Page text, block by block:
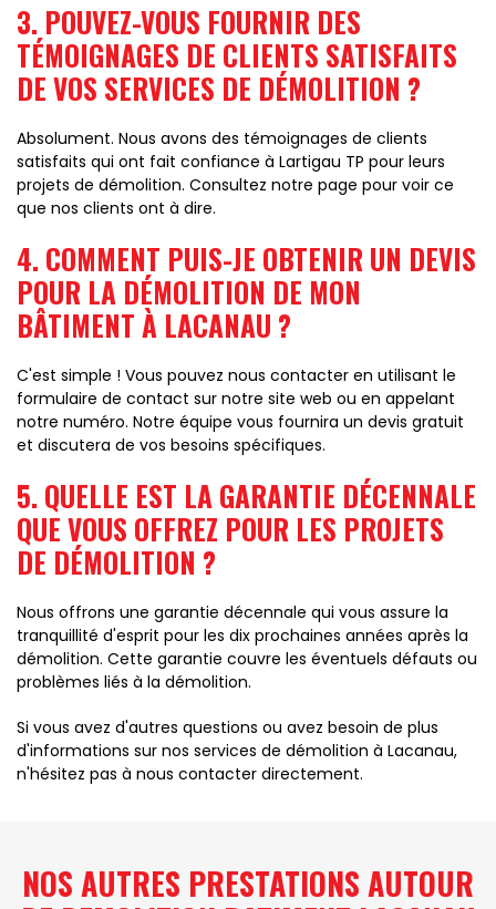
3. POUVEZ-VOUS FOURNIR DES
TÉMOIGNAGES DE CLIENTS SATISFAITS
DE VOS SERVICES DE DÉMOLITION ?
Absolument. Nous avons des témoignages de clients
satisfaits qui ont fait confiance à Lartigau TP pour leurs
projets de démolition. Consultez notre page pour voir ce
que nos clients ont à dire.
4. COMMENT PUIS-JE OBTENIR UN DEVIS
POUR LA DÉMOLITION DE MON
BÂTIMENT À LACANAU ?
C'est simple ! Vous pouvez nous contacter en utilisant le
formulaire de contact sur notre site web ou en appelant
notre numéro. Notre équipe vous fournira un devis gratuit
et discutera de vos besoins spécifiques.
5. QUELLE EST LA GARANTIE DÉCENNALE
QUE VOUS OFFREZ POUR LES PROJETS
DE DÉMOLITION ?
Nous offrons une garantie décennale qui vous assure la
tranquillité d'esprit pour les dix prochaines années après la
démolition. Cette garantie couvre les éventuels défauts ou
problèmes liés à la démolition.
Si vous avez d'autres questions ou avez besoin de plus
d'informations sur nos services de démolition à Lacanau,
n'hésitez pas à nous contacter directement.
NOS AUTRES PRESTATIONS AUTOUR